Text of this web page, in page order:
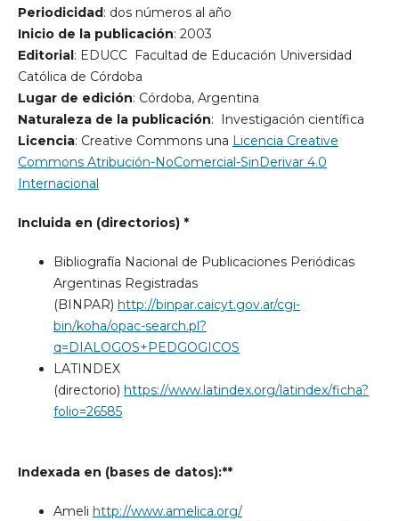
Periodicidad: dos números al año
Inicio de la publicación: 2003
Editorial: EDUCC  Facultad de Educación Universidad
Católica de Córdoba
Lugar de edición: Córdoba, Argentina
Naturaleza de la publicación: Investigación científica
Licencia: Creative Commons una Licencia Creative
Commons Atribución-NoComercial-SinDerivar 4.0
Internacional
Incluida en (directorios) *
Bibliografía Nacional de Publicaciones Periódicas
Argentinas Registradas
(BINPAR) http://binpar.caicyt.gov.ar/cgi-
bin/koha/opac-search.pl?
q=DIALOGOS+PEDGOGICOS
LATINDEX
(directorio) https://www.latindex.org/latindex/ficha?
folio=26585
Indexada en (bases de datos):**
Ameli http://www.amelica.org/